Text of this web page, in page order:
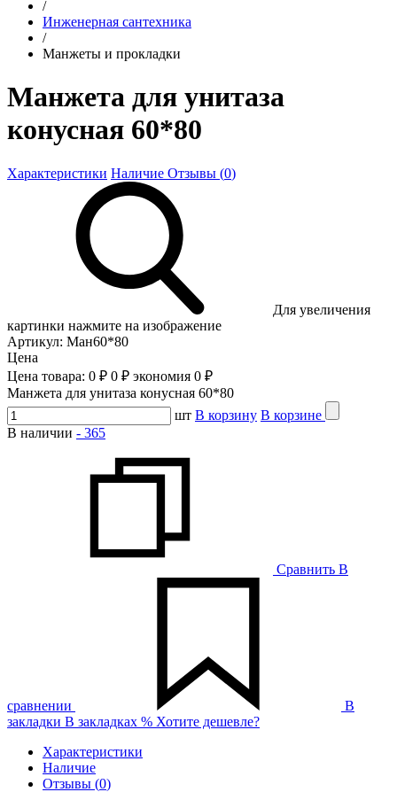
/
Инженерная сантехника
/
Манжеты и прокладки
Манжета для унитаза
конусная 60*80
Характеристики Наличие Отзывы (0)
Для увеличения
картинки нажмите на изображение
Артикул: Ман60*80
Цена
Цена товара: 0 ₽ 0 ₽ экономия 0 ₽
Манжета для унитаза конусная 60*80
шт В корзину В корзине
В наличии - 365
Сравнить В
сравнении
В
закладки В закладках % Хотите дешевле?
Характеристики
Наличие
Отзывы (0)